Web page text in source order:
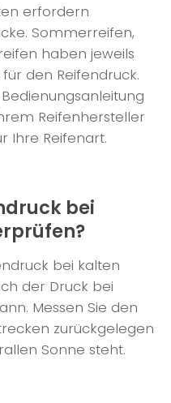
erfordern
Sommerreifen,
haben jeweils
den Reifendruck.
Reifenhersteller
Ihre Reifenart.
bei
bei kalten
der Druck bei
Messen Sie den
zurückgelegen
Sonne steht.